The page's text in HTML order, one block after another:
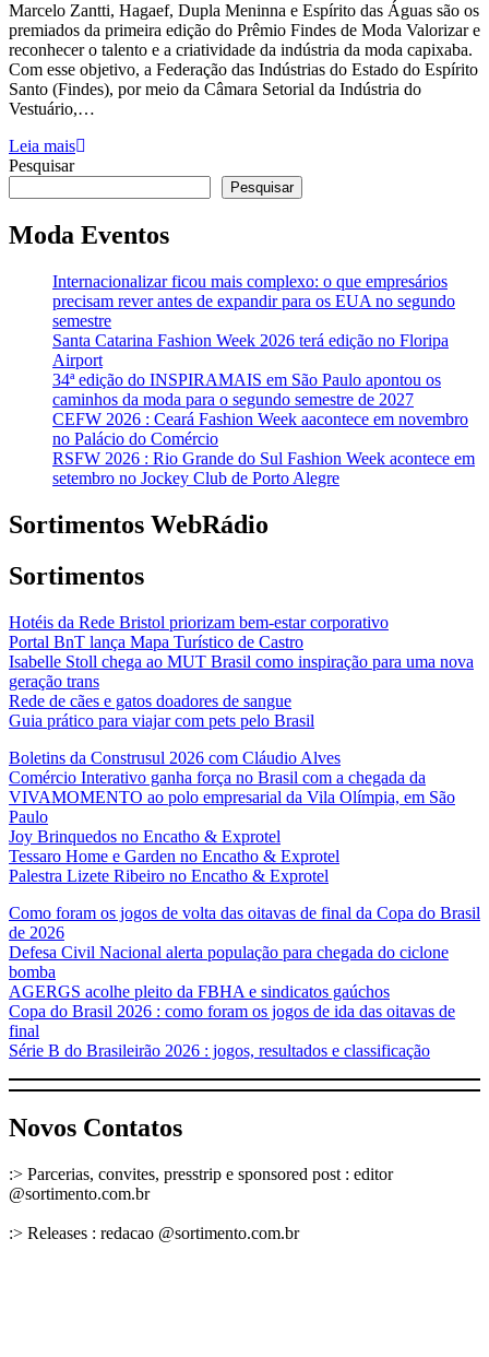
Marcelo Zantti, Hagaef, Dupla Meninna e Espírito das Águas são os
premiados da primeira edição do Prêmio Findes de Moda Valorizar e
reconhecer o talento e a criatividade da indústria da moda capixaba.
Com esse objetivo, a Federação das Indústrias do Estado do Espírito
Santo (Findes), por meio da Câmara Setorial da Indústria do
Vestuário,…
Leia mais
Pesquisar
Pesquisar
Moda Eventos
Internacionalizar ficou mais complexo: o que empresários
precisam rever antes de expandir para os EUA no segundo
semestre
Santa Catarina Fashion Week 2026 terá edição no Floripa
Airport
34ª edição do INSPIRAMAIS em São Paulo apontou os
caminhos da moda para o segundo semestre de 2027
CEFW 2026 : Ceará Fashion Week aacontece em novembro
no Palácio do Comércio
RSFW 2026 : Rio Grande do Sul Fashion Week acontece em
setembro no Jockey Club de Porto Alegre
Sortimentos WebRádio
Sortimentos
Hotéis da Rede Bristol priorizam bem-estar corporativo
Portal BnT lança Mapa Turístico de Castro
Isabelle Stoll chega ao MUT Brasil como inspiração para uma nova
geração trans
Rede de cães e gatos doadores de sangue
Guia prático para viajar com pets pelo Brasil
Boletins da Construsul 2026 com Cláudio Alves
Comércio Interativo ganha força no Brasil com a chegada da
VIVAMOMENTO ao polo empresarial da Vila Olímpia, em São
Paulo
Joy Brinquedos no Encatho & Exprotel
Tessaro Home e Garden no Encatho & Exprotel
Palestra Lizete Ribeiro no Encatho & Exprotel
Como foram os jogos de volta das oitavas de final da Copa do Brasil
de 2026
Defesa Civil Nacional alerta população para chegada do ciclone
bomba
AGERGS acolhe pleito da FBHA e sindicatos gaúchos
Copa do Brasil 2026 : como foram os jogos de ida das oitavas de
final
Série B do Brasileirão 2026 : jogos, resultados e classificação
Novos Contatos
:> Parcerias, convites, presstrip e sponsored post : editor
@sortimento.com.br
:> Releases : redacao @sortimento.com.br